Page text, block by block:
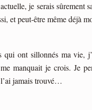
je serais sûrement
et peut-être même déjà
qui ont sillonnés ma vie,
manquait je crois. Je
jamais trouvé…